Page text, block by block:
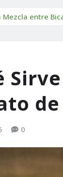
Mezcla entre
de
0